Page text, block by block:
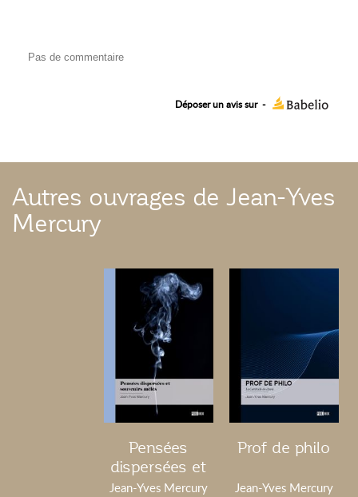
Pas de commentaire
Déposer un avis sur -
Autres ouvrages de Jean-Yves
Mercury
Pensées
dispersées et
souvenirs
Jean-Yves Mercury
Prof de philo
Jean-Yves Mercury